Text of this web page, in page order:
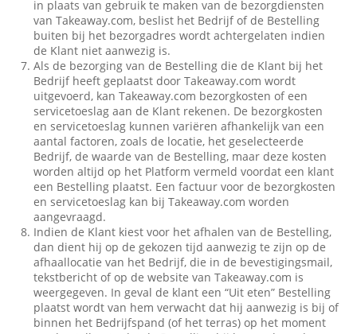
in plaats van gebruik te maken van de bezorgdiensten
van Takeaway.com, beslist het Bedrijf of de Bestelling
buiten bij het bezorgadres wordt achtergelaten indien
de Klant niet aanwezig is.
Als de bezorging van de Bestelling die de Klant bij het
Bedrijf heeft geplaatst door Takeaway.com wordt
uitgevoerd, kan Takeaway.com bezorgkosten of een
servicetoeslag aan de Klant rekenen. De bezorgkosten
en servicetoeslag kunnen variëren afhankelijk van een
aantal factoren, zoals de locatie, het geselecteerde
Bedrijf, de waarde van de Bestelling, maar deze kosten
worden altijd op het Platform vermeld voordat een klant
een Bestelling plaatst. Een factuur voor de bezorgkosten
en servicetoeslag kan bij Takeaway.com worden
aangevraagd.
Indien de Klant kiest voor het afhalen van de Bestelling,
dan dient hij op de gekozen tijd aanwezig te zijn op de
afhaallocatie van het Bedrijf, die in de bevestigingsmail,
tekstbericht of op de website van Takeaway.com is
weergegeven. In geval de klant een “Uit eten” Bestelling
plaatst wordt van hem verwacht dat hij aanwezig is bij of
binnen het Bedrijfspand (of het terras) op het moment